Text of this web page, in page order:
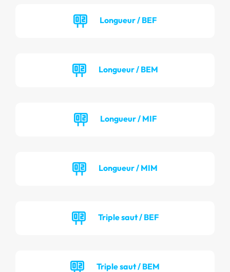
Longueur / BEF
Longueur / BEM
Longueur / MIF
Longueur / MIM
Triple saut / BEF
Triple saut / BEM